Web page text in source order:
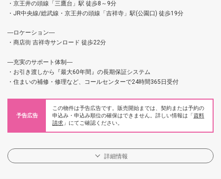
・京王井の頭線「三鷹台」駅 徒歩8～9分
・JR中央線/総武線・京王井の頭線「吉祥寺」駅(公園口) 徒歩19分
―ロケーション―
・商店街 吉祥寺サンロード 徒歩22分
―充実のサポート体制―
・お引き渡しから『最大60年間』の長期保証システム
・住まいの補修・修理など、コールセンターで24時間365日受付
予告広告
この物件は予告広告です。販売開始までは、契約または予約の
申込み・申込み順位の確保はできません。詳しい情報は「資料
請求 」にてご確認ください。
詳細情報